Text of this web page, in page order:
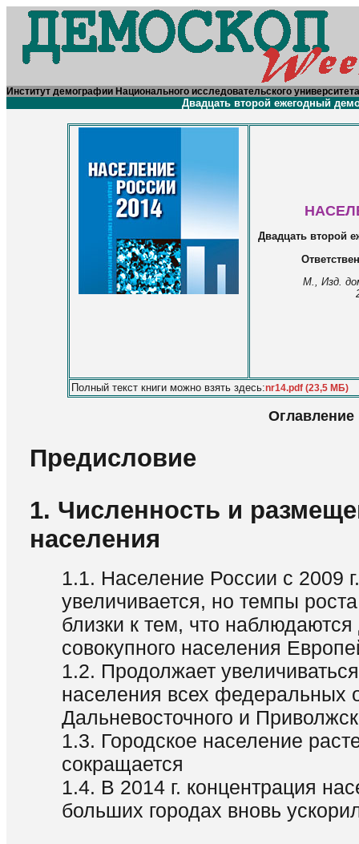
Институт демографии Национального исследовательского
Двадцать второй ежегодный
Двадцать второй
М., Изд.
Полный текст книги можно взять здесь:nr14.pdf (23,5 МБ)
Оглавление
Предисловие
1. Численность и
населения
1.1. Население России с 2009 г.
увеличивается, но темпы
близки к тем, что
совокупного населения
1.2. Продолжает
населения всех федеральных
Дальневосточного и
1.3. Городское население
сокращается
1.4. В 2014 г. концентрация
больших городах вновь